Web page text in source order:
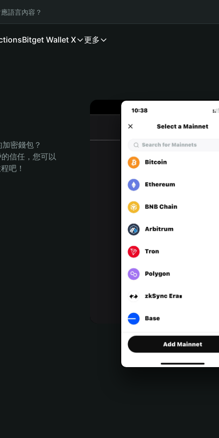
語言內容？
Bitget Wallet X 更多
密錢包？
信任，您可以
吧！